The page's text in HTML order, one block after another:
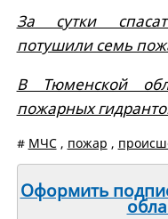
За сутки
потушили семь
В Тюменской
пожарных
# МЧС, пожар ,
Оформить